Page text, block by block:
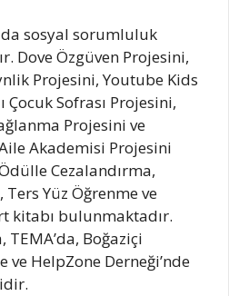
sosyal sorumluluk
Dove Özgüven Projesini,
Projesini, Youtube Kids
Çocuk Sofrası Projesini,
Projesini ve
Akademisi Projesini
Cezalandırma,
Yüz Öğrenme ve
kitabı bulunmaktadır.
Boğaziçi
ve HelpZone Derneği’nde